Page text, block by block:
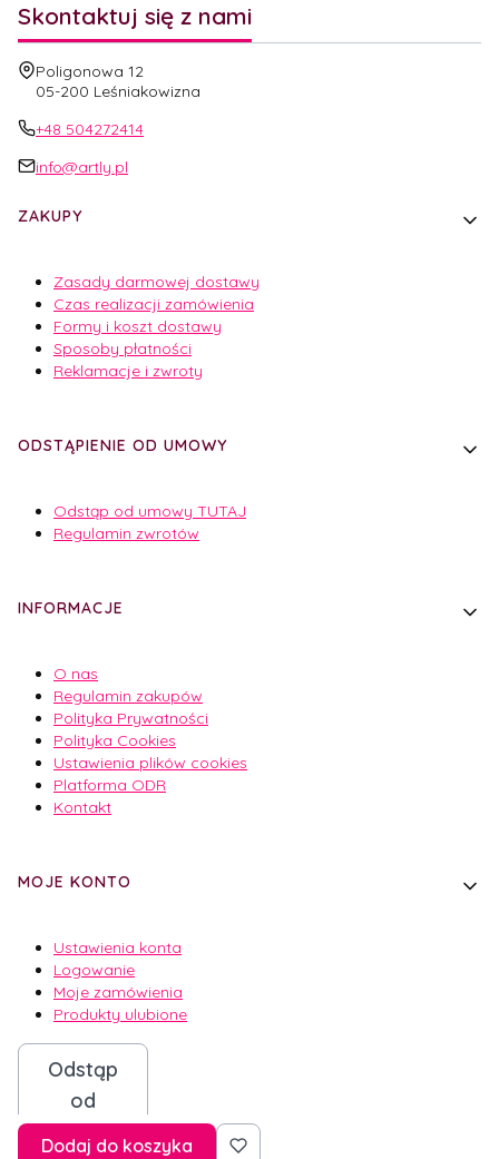
Skontaktuj się z nami
Adres:
Poligonowa 12
05-200 Leśniakowizna
+48 504272414
info@artly.pl
ZAKUPY
Zasady darmowej dostawy
Czas realizacji zamówienia
Formy i koszt dostawy
Sposoby płatności
Reklamacje i zwroty
ODSTĄPIENIE OD UMOWY
Odstąp od umowy TUTAJ
Regulamin zwrotów
INFORMACJE
O nas
Regulamin zakupów
Polityka Prywatności
Polityka Cookies
Ustawienia plików cookies
Platforma ODR
Kontakt
MOJE KONTO
Ustawienia konta
Logowanie
Moje zamówienia
Produkty ulubione
Odstąp
od
umowy
Dodaj do koszyka